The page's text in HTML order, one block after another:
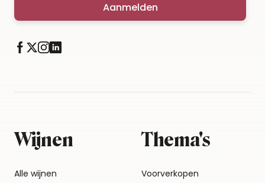
Aanmelden
Wijnen
Alle wijnen
Thema's
Voorverkopen